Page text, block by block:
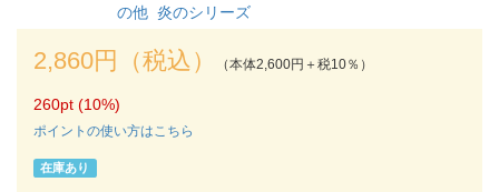
の他 炎のシリーズ
2,860円（税込） （本体2,600円＋税10％）
260pt (10%)
ポイントの使い方はこちら
在庫あり